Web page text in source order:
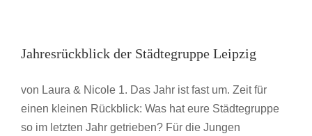
Leipzig
Leipzig
Jahresrückblick der Städtegruppe Leipzig
von Laura & Nicole 1. Das Jahr ist fast um. Zeit für
einen kleinen Rückblick: Was hat eure Städtegruppe
so im letzten Jahr getrieben? Für die Jungen